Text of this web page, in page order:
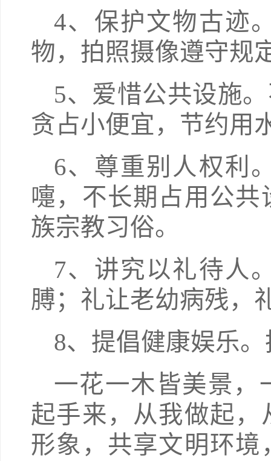
4、保护文物古迹
物，拍照摄像遵守规
5、爱惜公共设施
贪占小便宜，节约用
6、尊重别人权利
嚏，不长期占用公
族宗教习俗。
7、讲究以礼待人
膊；礼让老幼病残，
8、提倡健康娱乐
一花一木皆美景，
起手来，从我做起
形象，共享文明环